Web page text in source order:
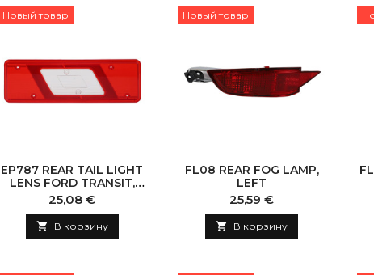
Новый товар
EP787 REAR TAIL LIGHT
LENS FORD TRANSIT,
LEFT
Цена
25,08 €
 В корзину
Новый товар
FL08 REAR FOG LAMP,
LEFT
Цена
25,59 €
 В корзину